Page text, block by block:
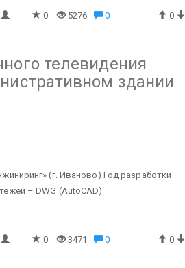
0 5276 0
0
телевидения
здании
(г. Иваново) Год разработки
– DWG (AutoCAD)
0 3471 0
0